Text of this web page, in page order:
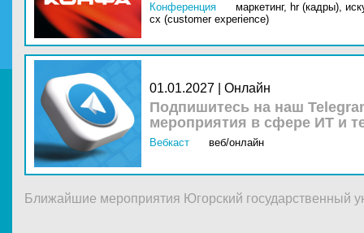
Конференция маркетинг, hr (кадры),
cx (customer experience)
01.01.2027 | Онлайн
Подпишитесь на наш
мероприятия в сфере ИТ и
Вебкаст веб/онлайн
Ближайшие мероприятия Югорский государственный